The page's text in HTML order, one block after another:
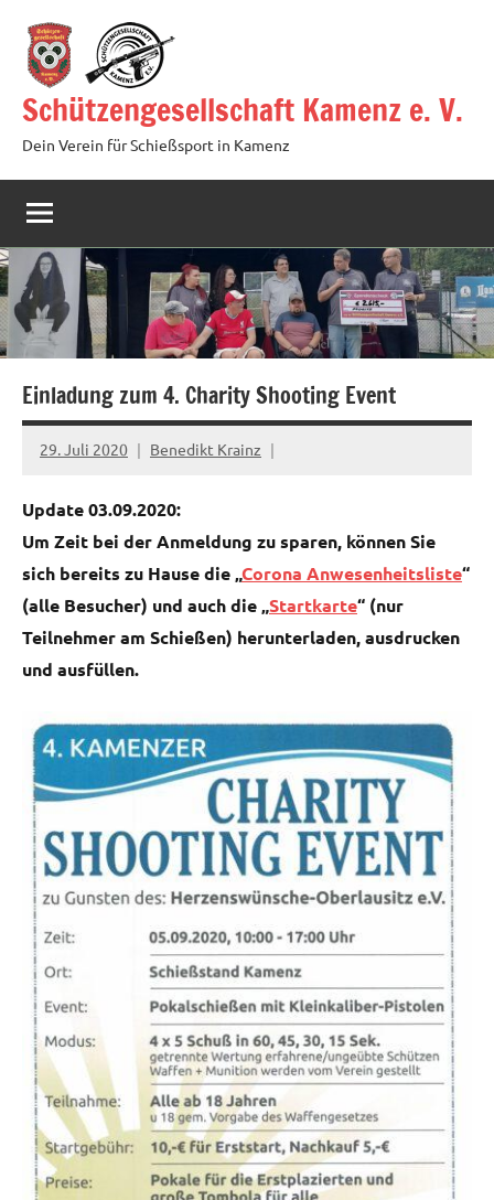
Inhalt
springen
Schützengesellschaft Kamenz e. V.
Dein Verein für Schießsport in Kamenz
Einladung zum 4. Charity Shooting Event
29. Juli 2020 Benedikt Krainz
Update 03.09.2020:
Um Zeit bei der Anmeldung zu sparen, können Sie
sich bereits zu Hause die „Corona Anwesenheitsliste“
(alle Besucher) und auch die „Startkarte“ (nur
Teilnehmer am Schießen) herunterladen, ausdrucken
und ausfüllen.